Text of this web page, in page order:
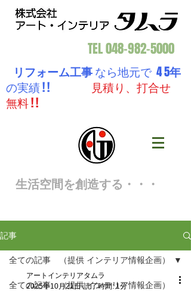
TEL048-982-5000
リフォーム工事なら地元で 4 5年
の実績 ! !
見積り、打合せ
無料 ! !
生活空間を創造する・・・
記事
全ての記事 （提供 インテリア情報企画）
全ての記事 （提供 インテリア情報企画）
アートインテリアタムラ
2025年10月21日 読了時間: 1分